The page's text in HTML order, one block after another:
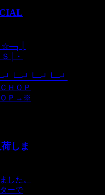
│・
ＨＯＰ
ＯＰ→※
しま
した。
ーで